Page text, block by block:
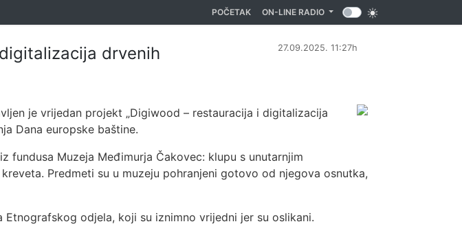
POČETAK(CURRENT)
ON-LINE RADIO
drvenih
27.09.2025. 11:27h
je vrijedan projekt „Digiwood – restauracija i digitalizacija
Dana europske baštine.
Muzeja Međimurja Čakovec: klupu s unutarnjim
Predmeti su u muzeju pohranjeni gotovo od njegova osnutka,
odjela, koji su iznimno vrijedni jer su oslikani.